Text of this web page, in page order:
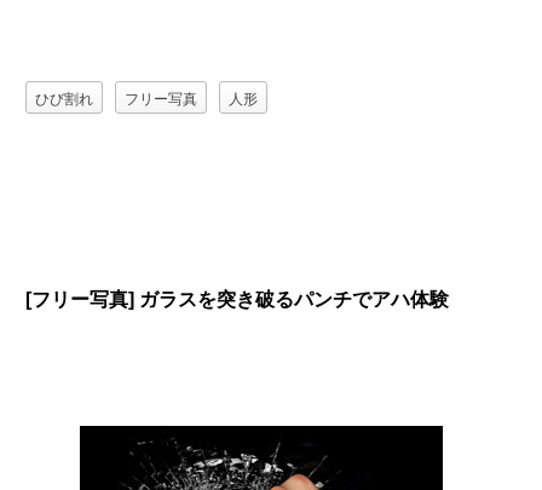
ひび割れ フリー写真 人形
[フリー写真] ガラスを突き破るパンチでアハ体験